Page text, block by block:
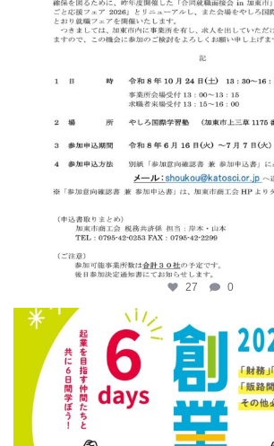
27 0
katosci
6月 12